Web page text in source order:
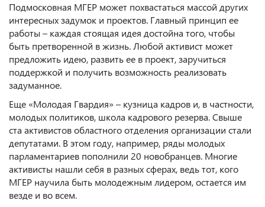
Подмосковная МГЕР может похвастаться массой других
интересных задумок и проектов. Главный принцип ее
работы – каждая стоящая идея достойна того, чтобы
быть претворенной в жизнь. Любой активист может
предложить идею, развить ее в проект, заручиться
поддержкой и получить возможность реализовать
задуманное.
Еще «Молодая Гвардия» – кузница кадров и, в частности,
молодых политиков, школа кадрового резерва. Свыше
ста активистов областного отделения организации стали
депутатами. В этом году, например, ряды молодых
парламентариев пополнили 20 новобранцев. Многие
активисты нашли себя в разных сферах, ведь тот, кого
МГЕР научила быть молодежным лидером, остается им
везде и во всем.